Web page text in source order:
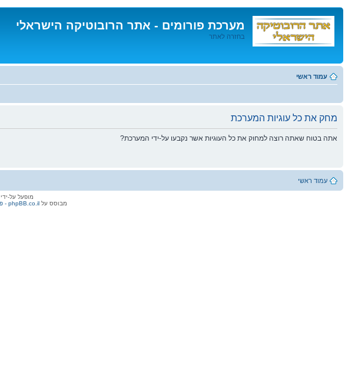
מערכת פורומים - אתר הרובוטיקה הישראלי
בחזרה לאתר
לתוכן
עמוד ראשי
מחק את כל עוגיות המערכת
אתה בטוח שאתה רוצה למחוק את כל העוגיות אשר נקבעו על-ידי המערכת?
עמוד ראשי
מופעל על-ידי
מבוסס עלphpBB.co.il - פורומים בעברית